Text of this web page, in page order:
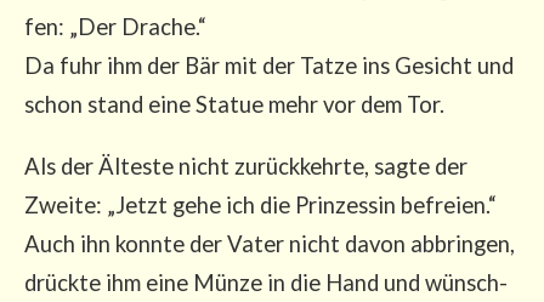
fen: „Der Dra­che.“
Da fuhr ihm der Bär mit der Tat­ze ins Gesicht und
schon stand eine Sta­tue mehr vor dem Tor.
Als der Ältes­te nicht zurück­kehr­te, sag­te der
Zwei­te: „Jetzt gehe ich die Prin­zes­sin befrei­en.“
Auch ihn konn­te der Vater nicht davon abbrin­gen,
drück­te ihm eine Mün­ze in die Hand und wünsch­